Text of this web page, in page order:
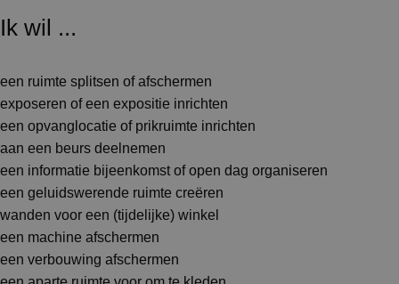
Ik wil ...
een ruimte splitsen of afschermen
exposeren of een expositie inrichten
een opvanglocatie of prikruimte inrichten
aan een beurs deelnemen
een informatie bijeenkomst of open dag organiseren
een geluidswerende ruimte creëren
wanden voor een (tijdelijke) winkel
een machine afschermen
een verbouwing afschermen